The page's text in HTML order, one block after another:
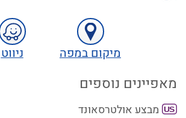
מיקום במפה ניווט
מאפיינים נוספים
מבצע אולטרסאונד